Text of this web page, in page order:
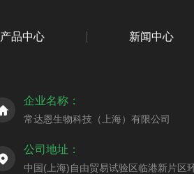
产品中心 新闻中心
企业名称：
常达恩生物科技（上海）有限公司
公司地址：